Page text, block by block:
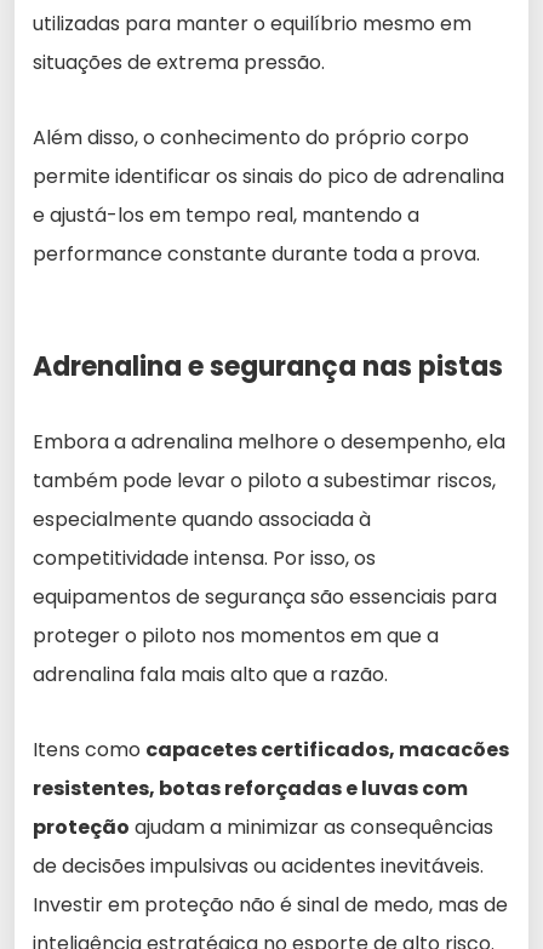
utilizadas para manter o equilíbrio mesmo em
situações de extrema pressão.
Além disso, o conhecimento do próprio corpo
permite identificar os sinais do pico de adrenalina
e ajustá-los em tempo real, mantendo a
performance constante durante toda a prova.
Adrenalina e segurança nas pistas
Embora a adrenalina melhore o desempenho, ela
também pode levar o piloto a subestimar riscos,
especialmente quando associada à
competitividade intensa. Por isso, os
equipamentos de segurança são essenciais para
proteger o piloto nos momentos em que a
adrenalina fala mais alto que a razão.
Itens como capacetes certificados, macacões
resistentes, botas reforçadas e luvas com
proteção ajudam a minimizar as consequências
de decisões impulsivas ou acidentes inevitáveis.
Investir em proteção não é sinal de medo, mas de
inteligência estratégica no esporte de alto risco.